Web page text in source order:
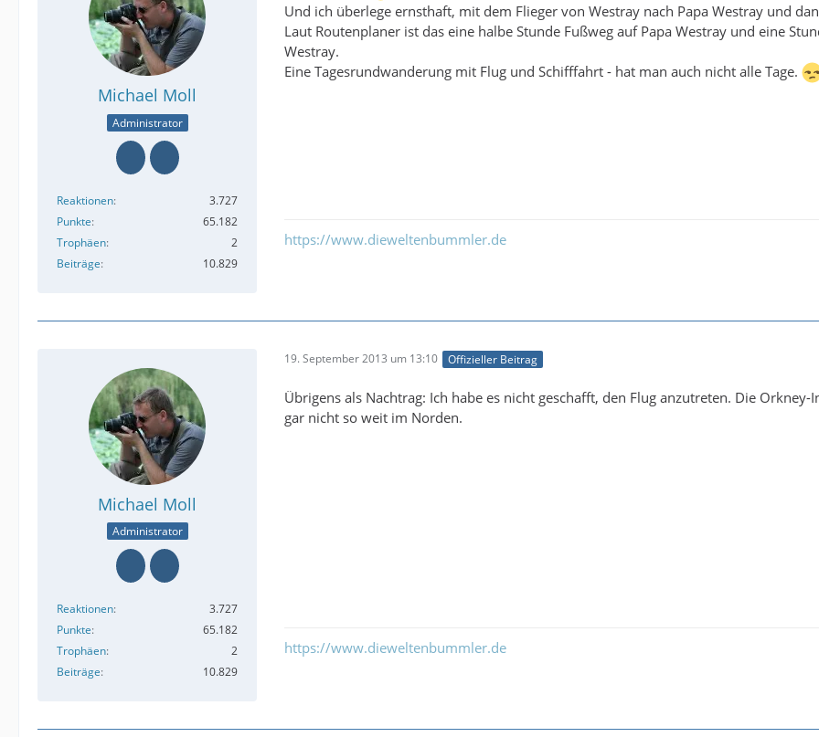
Michael Moll
Administrator
Reaktionen
3.727
Punkte
65.182
Trophäen
2
Beiträge
10.829
Und ich überlege ernsthaft, mit dem Flieger von Westray nach Papa Westray und
Laut Routenplaner ist das eine halbe Stunde Fußweg auf Papa Westray und eine
Westray.
Eine Tagesrundwanderung mit Flug und Schifffahrt - hat man auch nicht alle Tage.
https://www.dieweltenbummler.de
Michael Moll
Administrator
Reaktionen
3.727
Punkte
65.182
Trophäen
2
Beiträge
10.829
19. September 2013 um 13:10 Offizieller Beitrag
Übrigens als Nachtrag: Ich habe es nicht geschafft, den Flug anzutreten. Die
gar nicht so weit im Norden.
https://www.dieweltenbummler.de